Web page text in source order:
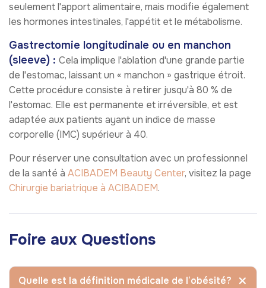
seulement l'apport alimentaire, mais modifie également
les hormones intestinales, l'appétit et le métabolisme.
Gastrectomie longitudinale ou en manchon
(sleeve) : Cela implique l'ablation d'une grande partie
de l'estomac, laissant un « manchon » gastrique étroit.
Cette procédure consiste à retirer jusqu'à 80 % de
l'estomac. Elle est permanente et irréversible, et est
adaptée aux patients ayant un indice de masse
corporelle (IMC) supérieur à 40.
Pour réserver une consultation avec un professionnel
de la santé à ACIBADEM Beauty Center, visitez la page
Chirurgie bariatrique à ACIBADEM.
Foire aux Questions
Quelle est la définition médicale de l’obésité?